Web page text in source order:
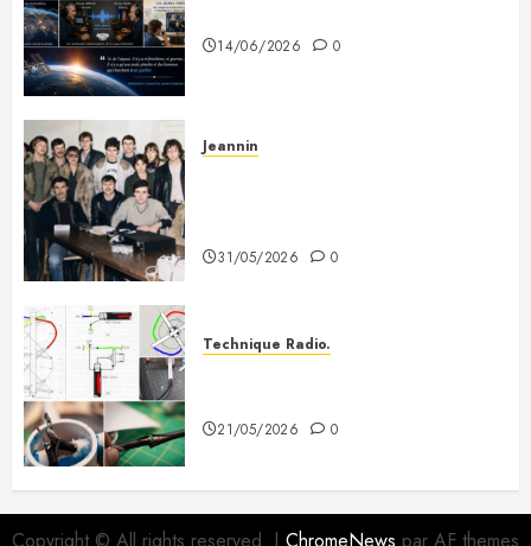
14/06/2026 0
Jeannin
31/05/2026 0
Technique Radio.
21/05/2026 0
Copyright © All rights reserved. | ChromeNews par AF themes